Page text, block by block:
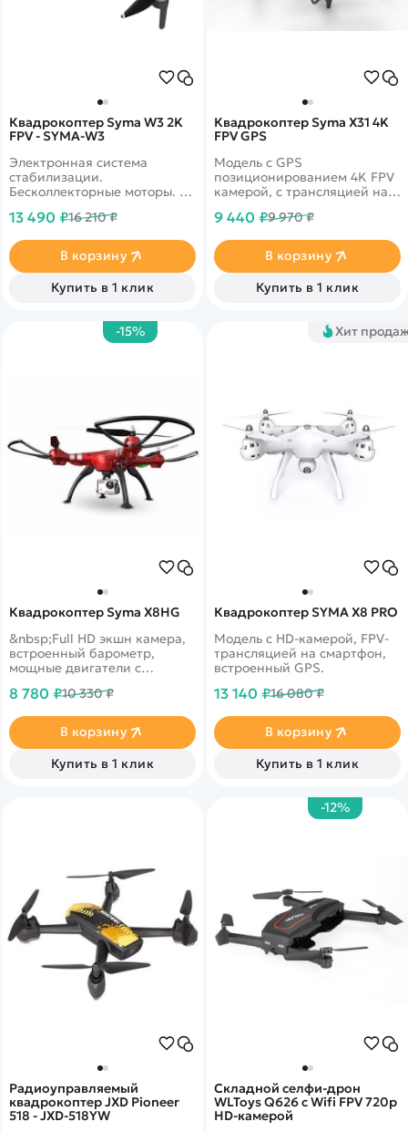
Квадрокоптер Syma W3 2K
FPV - SYMA-W3
Электронная система
стабилизации.
Бесколлекторные моторы. 2К
90 градусов.1-осевой подвес.
аккумуляторе может
достигать 27 минут.
13 490 ₽16 210 ₽
В корзину
Купить в 1 клик
Квадрокоптер Syma X31 4K
FPV GPS
Модель с GPS
позиционированием 4K FPV
камерой, с трансляцией на
Автовозврат и удержание
9 440 ₽9 970 ₽
В корзину
Купить в 1 клик
-15%
Квадрокоптер Syma X8HG
&nbsp;Full HD экшн камера,
встроенный барометр,
мощные двигатели с
8 780 ₽10 330 ₽
В корзину
Купить в 1 клик
Хит
Квадрокоптер SYMA X8 PRO
Модель с HD-камерой, FPV-
трансляцией на смартфон,
встроенный GPS.
13 140 ₽16 080 ₽
В корзину
Купить в 1 клик
Радиоуправляемый
квадрокоптер JXD Pioneer
518 - JXD-518YW
-12%
Складной селфи-дрон
WLToys Q626 с Wifi FPV 720p
HD-камерой